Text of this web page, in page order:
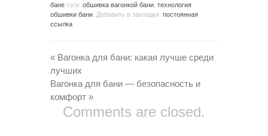
бане тэги: обшивка вагонкой бани технология
обшивки бани . Добавить в закладки: постоянная
ссылка
« Вагонка для бани: какая лучше среди
лучших
Вагонка для бани — безопасность и
комфорт »
Comments are closed.